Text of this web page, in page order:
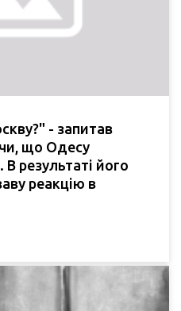
- запитав
що Одесу
результаті його
реакцію в